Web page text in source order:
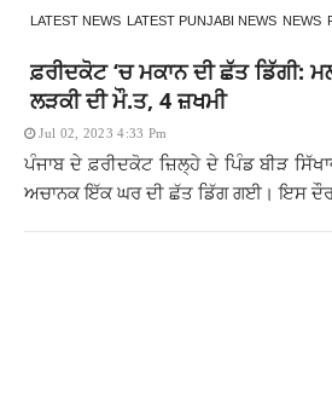
LATEST NEWS LATEST PUNJABI NEWS NEWS
ਫ਼ਰੀਦਕੋਟ ‘ਚ ਮਕਾਨ ਦੀ ਛੱਤ ਡਿੱਗੀ:
ਲੜਕੀ ਦੀ ਮੌ.ਤ, 4 ਜ਼ਖਮੀ
Jul 02, 2023 4:33 Pm
ਪੰਜਾਬ ਦੇ ਫ਼ਰੀਦਕੋਟ ਜ਼ਿਲ੍ਹੇ ਦੇ ਪਿੰਡ ਬੀੜ
ਅਚਾਨਕ ਇੱਕ ਘਰ ਦੀ ਛੱਤ ਡਿੱਗ ਗਈ। ਇਸ